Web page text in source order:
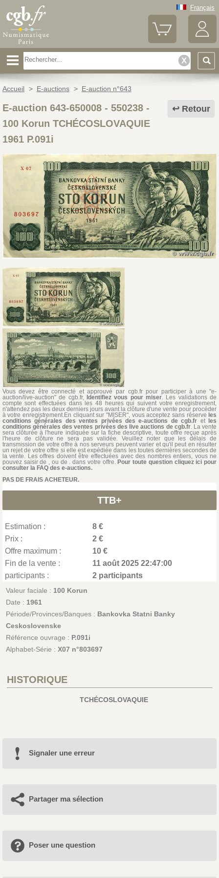
Français
Accueil > E-auctions > E-auction n°643
Retour
E-auction 643-650008 - 550238-
100 Korun TCHÉCOSLOVAQUIE
1961 P.091i
Vous devez être connecté et approuvé par cgb.fr pour participer à une "e-
auction/live-auction" de cgb.fr, Identifiez vous pour miser . Les validations de
compte sont effectuées dans les 48 heures qui suivent votre enregistrement,
n'attendez pas les deux derniers jours avant la clôture d'une vente pour procéder
à votre enregistrement.En cliquant sur "MISER", vous acceptez sans réserve les
conditions générales des ventes privées des e-auctions de cgb.fr et les
conditions générales des ventes privées des live auctions de cgb.fr. La vente
sera clôturée à l'heure indiquée sur la fiche descriptive, toute offre reçue après
l'heure de clôture ne sera pas validée. Veuillez noter que les délais de
transmission de votre offre à nos serveurs peuvent varier et qu'il peut en résulter
un rejet de votre offre si elle est expédiée dans les toutes dernières secondes de
la vente. Les offres doivent être effectuées avec des nombres entiers, vous ne
pouvez saisir de , ou de . dans votre offre.Pour toute question cliquez ici pour
consulter la FAQ des e-auctions.
PAS DE FRAIS ACHETEUR.
TTB+
Estimation :
8 €
Prix :
2 €
Offre maximum :
10 €
Fin de la vente :
11 août 2025 22:47:00
participants :
2 participants
Valeur faciale : 100 Korun
Date : 1961
Période/Provinces/Banques : Bankovka Statni Banky
Ceskoslovenske
Référence ouvrage : P.091i
Alphabet-Série : X07 n°803697
HISTORIQUE
TCHÉCOSLOVAQUIE
Signaler une erreur
Partager ma sélection
Poser une question